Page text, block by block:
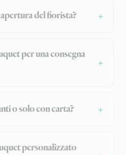
del fiorista?
per una consegna
o solo con carta?
personalizzato